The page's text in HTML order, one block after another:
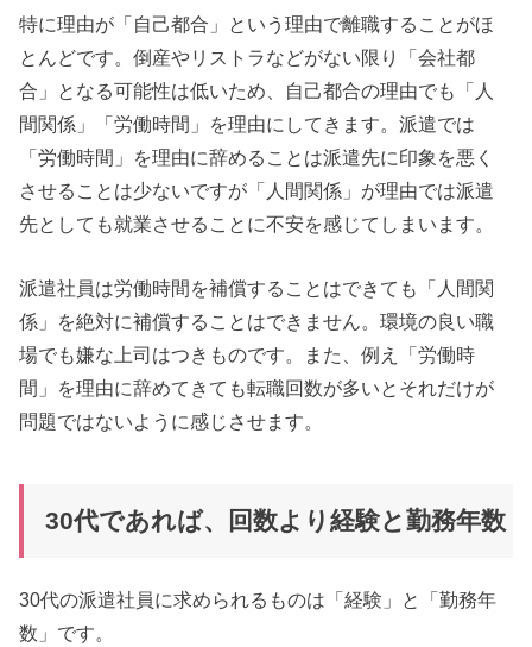
特に理由が「自己都合」という理由で離職することがほ
とんどです。倒産やリストラなどがない限り「会社都
合」となる可能性は低いため、自己都合の理由でも「人
間関係」「労働時間」を理由にしてきます。派遣では
「労働時間」を理由に辞めることは派遣先に印象を悪く
させることは少ないですが「人間関係」が理由では派遣
先としても就業させることに不安を感じてしまいます。
派遣社員は労働時間を補償することはできても「人間関
係」を絶対に補償することはできません。環境の良い職
場でも嫌な上司はつきものです。また、例え「労働時
間」を理由に辞めてきても転職回数が多いとそれだけが
問題ではないように感じさせます。
30代であれば、回数より経験と勤務年数
30代の派遣社員に求められるものは「経験」と「勤務年
数」です。